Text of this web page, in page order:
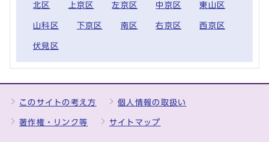
北区 上京区 左京区 中京区 東山区
山科区 下京区 南区 右京区 西京区
伏見区
このサイトの考え方 個人情報の取扱い
著作権・リンク等 サイトマップ